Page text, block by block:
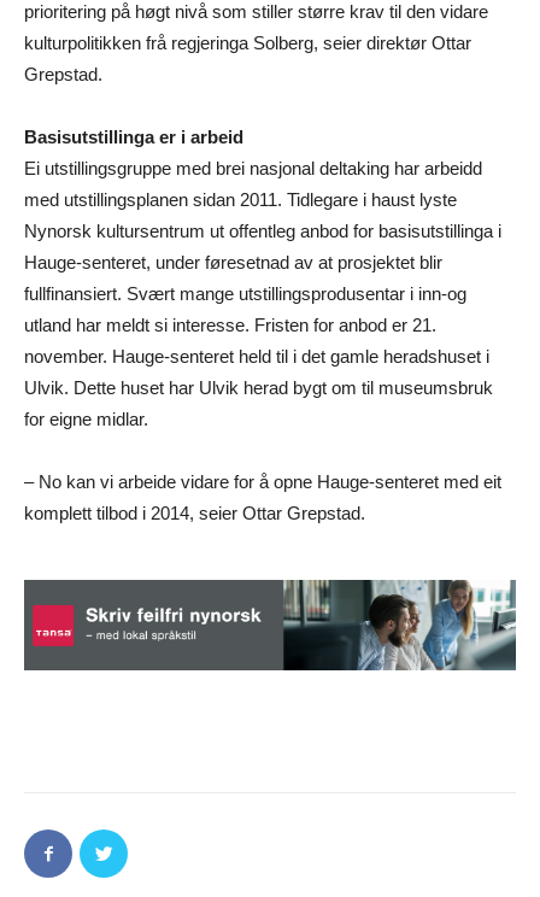
prioritering på høgt nivå som stiller større krav til den vidare
kulturpolitikken frå regjeringa Solberg, seier direktør Ottar
Grepstad.
Basisutstillinga er i arbeid
Ei utstillingsgruppe med brei nasjonal deltaking har arbeidd
med utstillingsplanen sidan 2011. Tidlegare i haust lyste
Nynorsk kultursentrum ut offentleg anbod for basisutstillinga i
Hauge-senteret, under føresetnad av at prosjektet blir
fullfinansiert. Svært mange utstillingsprodusentar i inn-og
utland har meldt si interesse. Fristen for anbod er 21.
november. Hauge-senteret held til i det gamle heradshuset i
Ulvik. Dette huset har Ulvik herad bygt om til museumsbruk
for eigne midlar.
– No kan vi arbeide vidare for å opne Hauge-senteret med eit
komplett tilbod i 2014, seier Ottar Grepstad.